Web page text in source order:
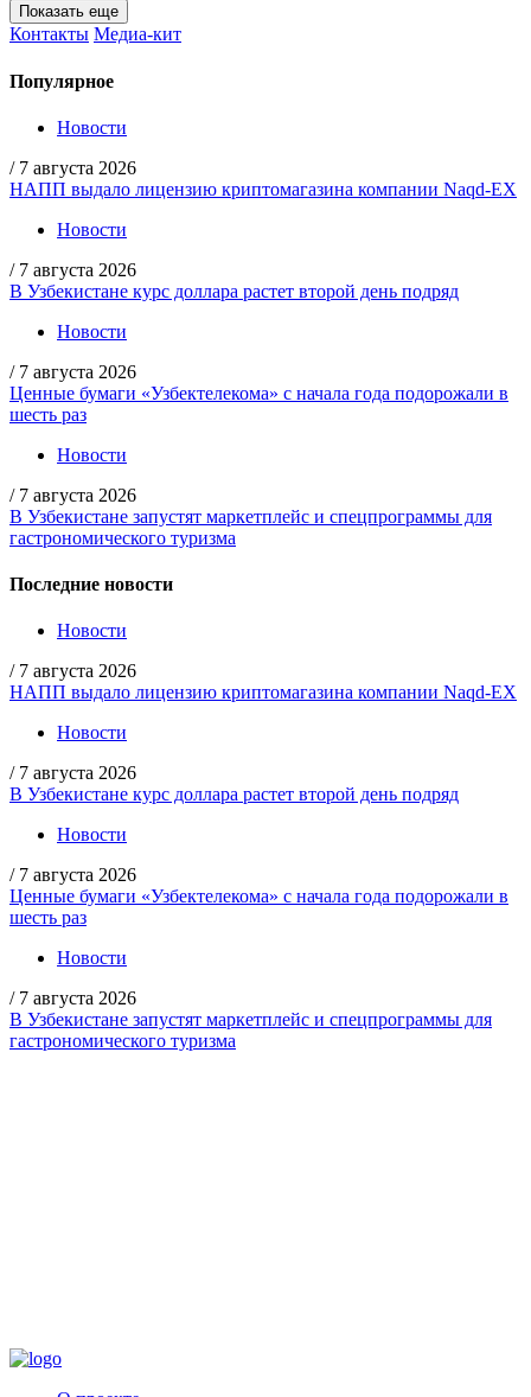
Показать еще
Контакты Медиа-кит
Популярное
Новости
/ 7 августа 2026
НАПП выдало лицензию криптомагазина компании Naqd-EX
Новости
/ 7 августа 2026
В Узбекистане курс доллара растет второй день подряд
Новости
/ 7 августа 2026
Ценные бумаги «Узбектелекома» с начала года подорожали в
шесть раз
Новости
/ 7 августа 2026
В Узбекистане запустят маркетплейс и спецпрограммы для
гастрономического туризма
Последние новости
Новости
/ 7 августа 2026
НАПП выдало лицензию криптомагазина компании Naqd-EX
Новости
/ 7 августа 2026
В Узбекистане курс доллара растет второй день подряд
Новости
/ 7 августа 2026
Ценные бумаги «Узбектелекома» с начала года подорожали в
шесть раз
Новости
/ 7 августа 2026
В Узбекистане запустят маркетплейс и спецпрограммы для
гастрономического туризма